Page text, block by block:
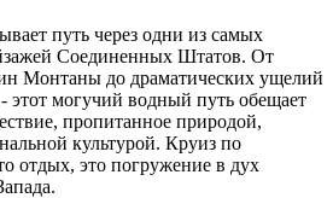
путь через одни из самых
Соединенных Штатов. От
Монтаны до драматических ущелий
могучий водный путь обещает
пропитанное природой,
культурой. Круиз по
отдых, это погружение в дух